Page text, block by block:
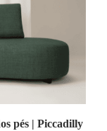
pés | Piccadilly